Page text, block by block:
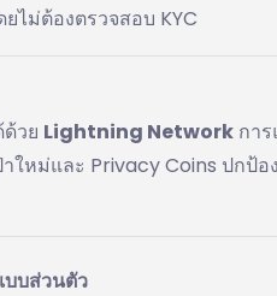
ไม่ต้องตรวจสอบ KYC
วย Lightning Network กา
าใหม่และ Privacy Coins ปก
บส่วนตัว